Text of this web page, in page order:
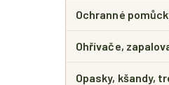
Ochranné
Ohřívače,
Opasky, kšandy,